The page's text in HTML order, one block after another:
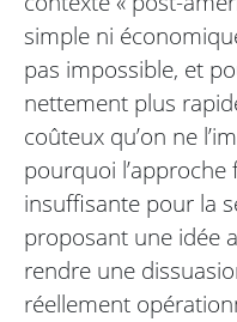
simple ni
pas impossible, et
nettement plus
coûteux qu’on ne
pourquoi
insuffisante pour la
proposant une idée
rendre une
réellement